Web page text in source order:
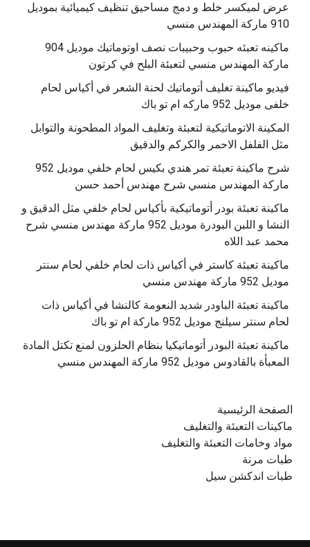
عرض لميكسر خلط و دمج مساحيق تنظيف كيميائية بموديل
910 ماركة المهندس منسي
‫ماكينه تعبئه حبوب وحبيبات نصف اوتوماتيك موديل 904
‫فيديو ماكينة تغليف أتوماتيك لحنة الشعر في أكياس لحام
خلفى موديل 952 ماركه ام تو باك
المكينة الاتوماتيكية لتعبئة وتغليف المواد المطحونة والتوابل
مثل الفلفل الاحمر والكركم والدقيق
‫شرح ماكينة تعبئة تمر هندي بكيس لحام خلفي موديل 952
ماكينة تعبئة بودر أتوماتيكية بأكياس لحام خلفي مثل الدقيق و
النشا و اللبن البودرة موديل 952 ماركة مهندس منسي شرح
محمد عبد اللاه
‫ماكينة تعبئة كاستر في أكياس ذات لحام خلفي لحام سنتر
موديل 952 ماركة مهندس منسي
‫ماكينة تعبئة الباودر شديد النعومة كالنشا في أكياس ذات
‫ماكينة تعبئة البودر أتوماتيكيا بنظام الحلزون لمنع تكتل المادة
الصفحة الرئيسية
ماكينات التعبئة والتغليف
مواد وخامات التعبئة والتغليف
طبات مرنة
طبات اندكشن سيل